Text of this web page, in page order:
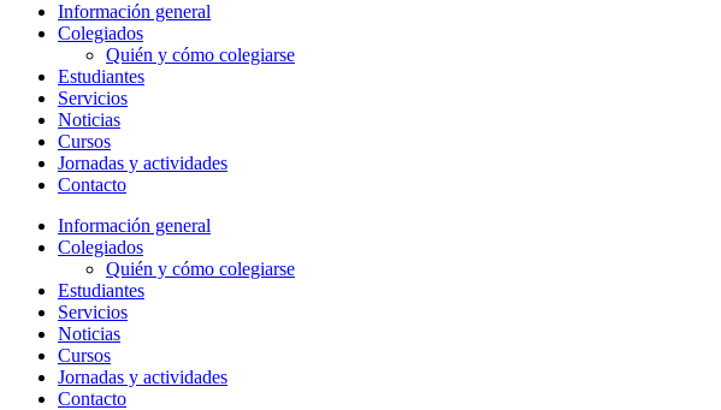
Información general
Colegiados
Quién y cómo colegiarse
Estudiantes
Servicios
Noticias
Cursos
Jornadas y actividades
Contacto
Información general
Colegiados
Quién y cómo colegiarse
Estudiantes
Servicios
Noticias
Cursos
Jornadas y actividades
Contacto